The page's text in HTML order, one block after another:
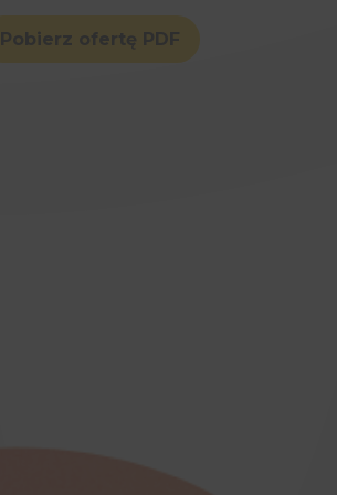
Pobierz ofertę PDF